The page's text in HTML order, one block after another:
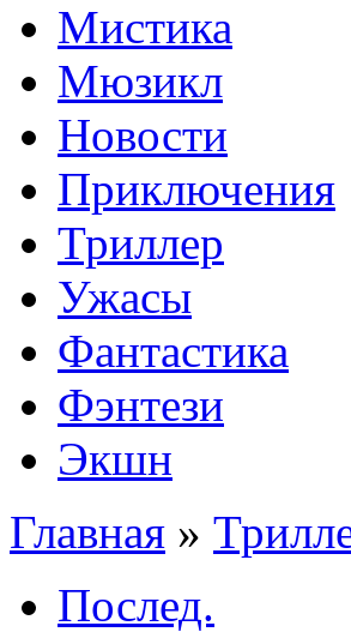
Мистика
Мюзикл
Новости
Приключения
Триллер
Ужасы
Фантастика
Фэнтези
Экшн
Главная »
Послед.